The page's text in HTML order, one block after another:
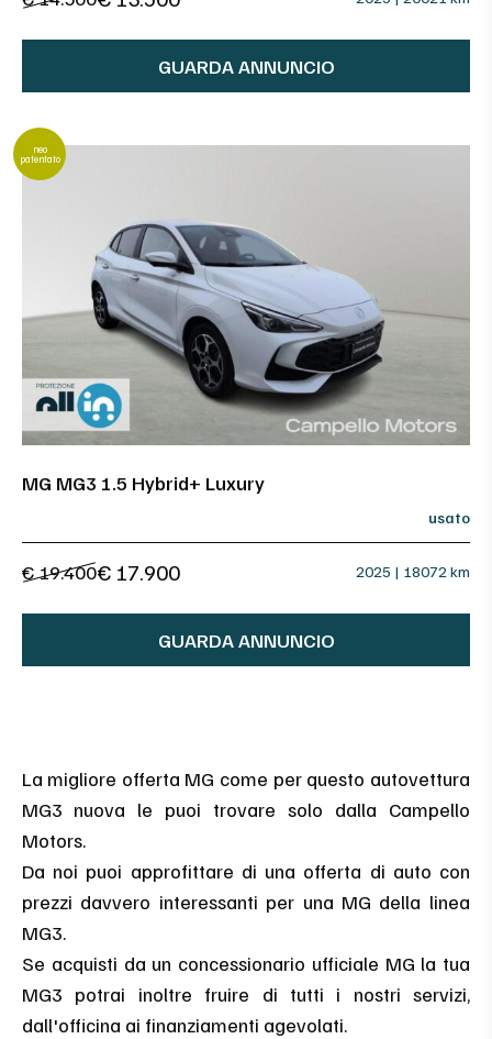
GUARDA ANNUNCIO
MG MG3 1.5 Hybrid+ Luxury
usato
€ 19.400€ 17.900 2025 | 18072 km
GUARDA ANNUNCIO
neo
patentato
La migliore offerta MG come per questo autovettura
MG3 nuova le puoi trovare solo dalla Campello
Motors.
Da noi puoi approfittare di una offerta di auto con
prezzi davvero interessanti per una MG della linea
MG3.
Se acquisti da un concessionario ufficiale MG la tua
MG3 potrai inoltre fruire di tutti i nostri servizi,
dall'officina ai finanziamenti agevolati.